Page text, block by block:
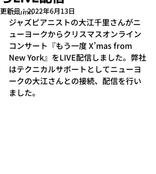
Column
更新日：2022年6月13日
ジャズピアニストの大江千里さんがニ
ューヨークからクリスマスオンライン
コンサート『もう一度 X’mas from
New York』をLIVE配信しました。弊社
はテクニカルサポートとしてニューヨ
ークの大江さんとの接続、配信を行い
ました。